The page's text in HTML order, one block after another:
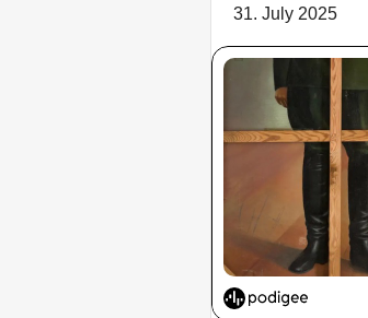
31. July 2025